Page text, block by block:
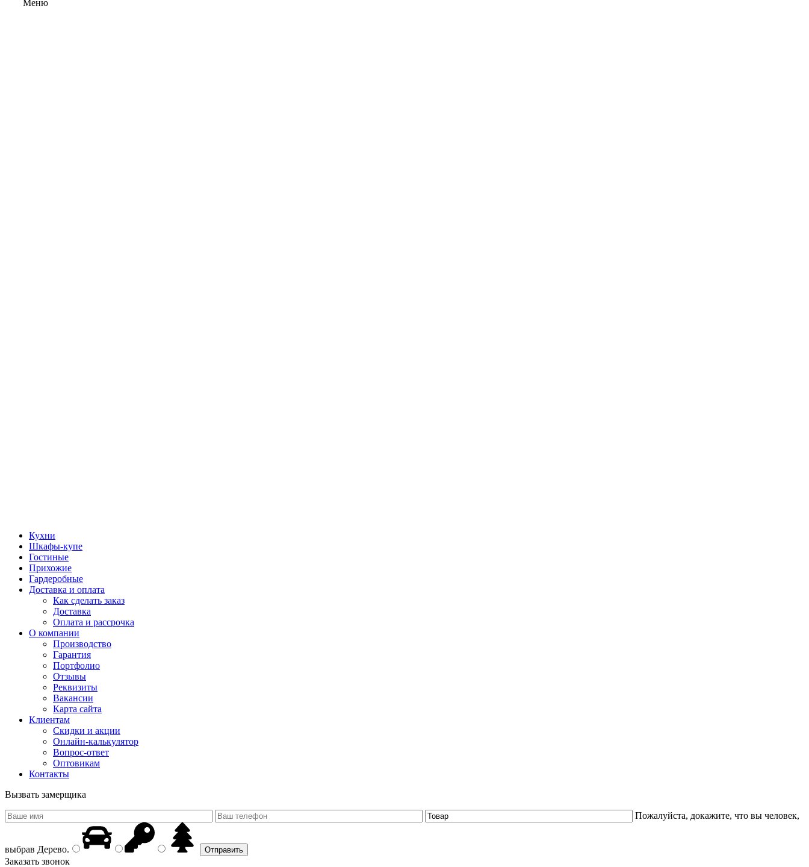
Меню
Кухни
Шкафы-купе
Гостиные
Прихожие
Гардеробные
Доставка и оплата
Как сделать заказ
Доставка
Оплата и рассрочка
О компании
Производство
Гарантия
Портфолио
Отзывы
Реквизиты
Вакансии
Карта сайта
Клиентам
Скидки и акции
Онлайн-калькулятор
Вопрос-ответ
Оптовикам
Контакты
Вызвать замерщика
Пожалуйста, докажите, что вы человек,
выбрав Дерево.
Заказать звонок